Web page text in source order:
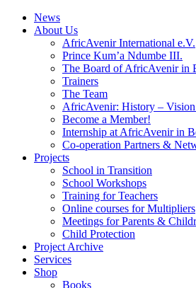
News
About Us
AfricAvenir International e.V.
Prince Kum’a Ndumbe III.
The Board of AfricAvenir in
Trainers
The Team
AfricAvenir: History –
Become a Member!
Internship at AfricAvenir in
Co-operation Partners &
Projects
School in Transition
School Workshops
Training for Teachers
Online courses for Multipliers
Meetings for Parents &
Child Protection
Project Archive
Services
Shop
Books